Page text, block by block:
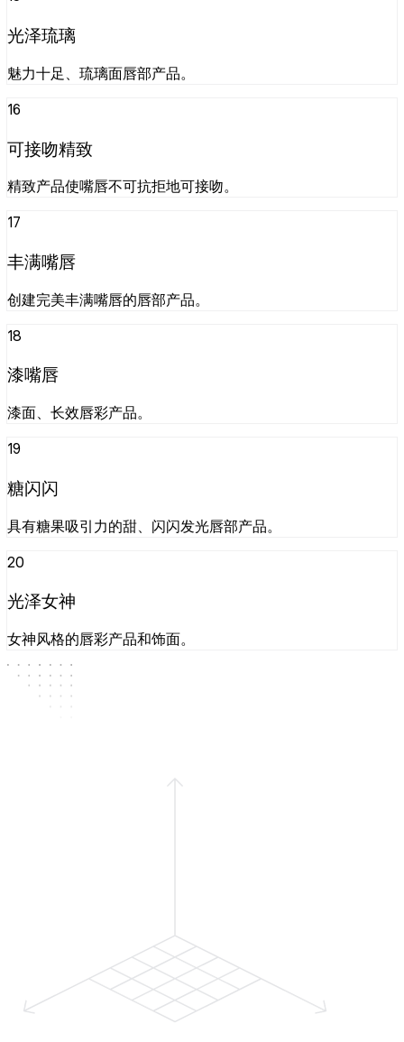
光泽琉璃
魅力十足、琉璃面唇部产品。
16
可接吻精致
精致产品使嘴唇不可抗拒地可接吻。
17
丰满嘴唇
创建完美丰满嘴唇的唇部产品。
18
漆嘴唇
漆面、长效唇彩产品。
19
糖闪闪
具有糖果吸引力的甜、闪闪发光唇部产品。
20
光泽女神
女神风格的唇彩产品和饰面。